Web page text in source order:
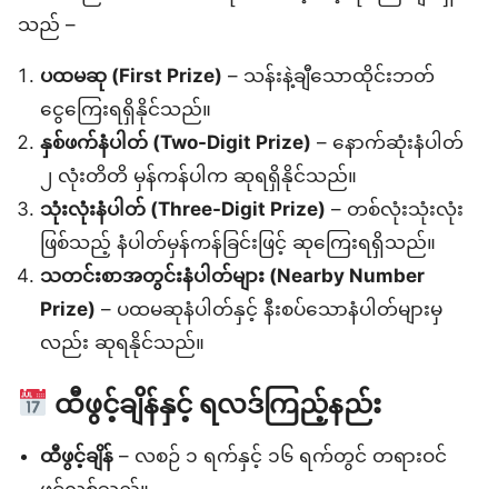
သည် –
ပထမဆု (First Prize) – သန်းနဲ့ချီသောထိုင်းဘတ်
ငွေကြေးရရှိနိုင်သည်။
နှစ်ဖက်နံပါတ် (Two-Digit Prize) – နောက်ဆုံးနံပါတ်
၂ လုံးတိတိ မှန်ကန်ပါက ဆုရရှိနိုင်သည်။
သုံးလုံးနံပါတ် (Three-Digit Prize) – တစ်လုံးသုံးလုံး
ဖြစ်သည့် နံပါတ်မှန်ကန်ခြင်းဖြင့် ဆုကြေးရရှိသည်။
သတင်းစာအတွင်းနံပါတ်များ (Nearby Number
Prize) – ပထမဆုနံပါတ်နှင့် နီးစပ်သောနံပါတ်များမှ
လည်း ဆုရနိုင်သည်။
ထီဖွင့်ချိန်နှင့် ရလဒ်ကြည့်နည်း
ထီဖွင့်ချိန် – လစဉ် ၁ ရက်နှင့် ၁၆ ရက်တွင် တရားဝင်